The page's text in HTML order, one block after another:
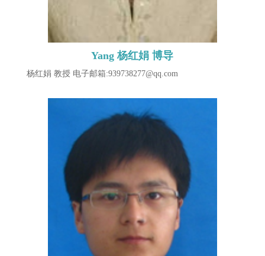
Yang 杨红娟 博导
杨红娟 教授 电子邮箱:939738277@qq.com